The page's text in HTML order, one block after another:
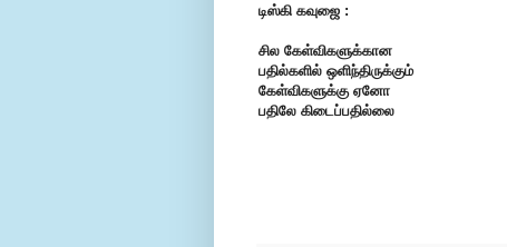
டிஸ்கி கவுஜை :
சில கேள்விகளுக்கான
பதில்களில் ஒளிந்திருக்கும்
கேள்விகளுக்கு ஏனோ
பதிலே கிடைப்பதில்லை